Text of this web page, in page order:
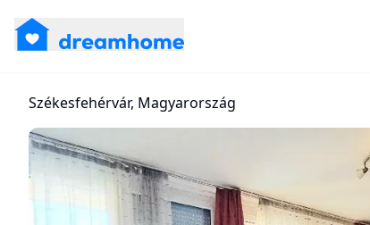
Székesfehérvár, Magyarország